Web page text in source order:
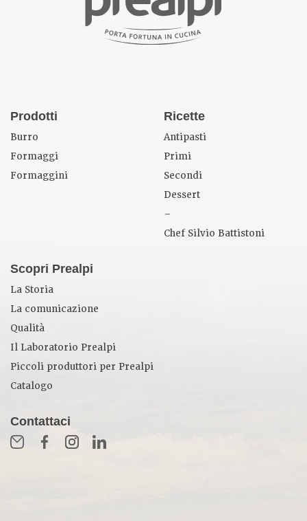
Prodotti
Burro
Formaggi
Formaggini
Ricette
Antipasti
Primi
Secondi
Dessert
–
Chef Silvio Battistoni
Scopri Prealpi
La Storia
La comunicazione
Qualità
Il Laboratorio Prealpi
Piccoli produttori per Prealpi
Catalogo
Contattaci